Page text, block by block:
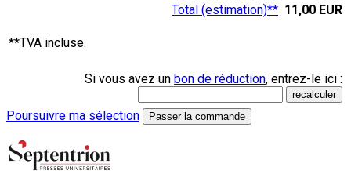
Total (estimation)** 11,00 EUR
**TVA incluse.
Si vous avez un bon de réduction, entrez-le ici :
Poursuivre ma sélection Passer la commande